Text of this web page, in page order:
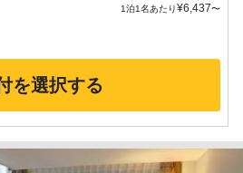
1泊1名あたり¥6,437〜
を選択する